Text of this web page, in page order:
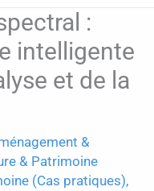
:
intelligente
et de la
&
& Patrimoine
(Cas pratiques),